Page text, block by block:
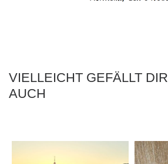
VIELLEICHT GEFÄLLT DIR
AUCH